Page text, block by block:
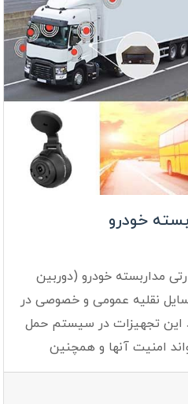
خودرو
مداربسته خودرو (دوربین
نقلیه عمومی و خصوصی در
این تجهیزات در سیستم حمل
امنیت آنها و همچنین
کند...